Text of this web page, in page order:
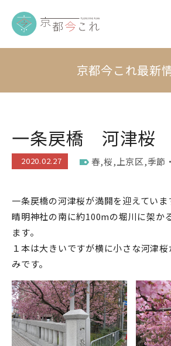
京都今これ最新
一条戻橋 河津桜
2020.02.27 春,桜,上京区,季節
一条戻橋の河津桜が満開を迎えていま
晴明神社の南に約100mの堀川に架か
ます。
１本は大きいですが横に小さな河津
みです。